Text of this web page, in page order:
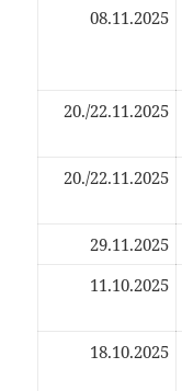
08.11.2025
20./22.11.2025
20./22.11.2025
29.11.2025
11.10.2025
18.10.2025